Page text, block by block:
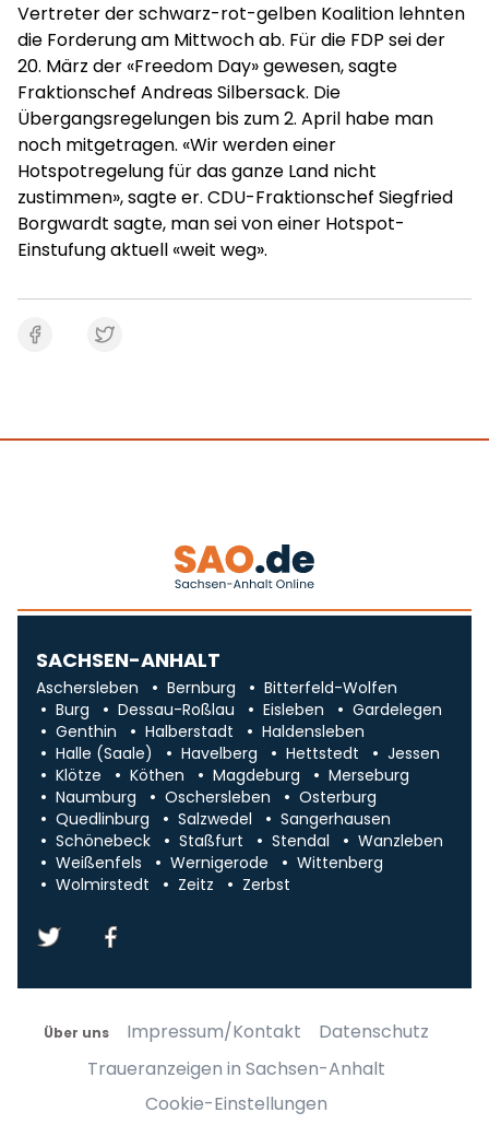
Vertreter der schwarz-rot-gelben Koalition lehnten
die Forderung am Mittwoch ab. Für die FDP sei der
20. März der «Freedom Day» gewesen, sagte
Fraktionschef Andreas Silbersack. Die
Übergangsregelungen bis zum 2. April habe man
noch mitgetragen. «Wir werden einer
Hotspotregelung für das ganze Land nicht
zustimmen», sagte er. CDU-Fraktionschef Siegfried
Borgwardt sagte, man sei von einer Hotspot-
Einstufung aktuell «weit weg».
SACHSEN-ANHALT
Aschersleben Bernburg
Bitterfeld-Wolfen
Burg
Dessau-Roßlau Eisleben
Gardelegen
Genthin
Halberstadt
Haldensleben
Halle (Saale)
Havelberg Hettstedt
Jessen
Klötze
Köthen Magdeburg
Merseburg
Naumburg
Oschersleben
Osterburg
Quedlinburg
Salzwedel
Sangerhausen
Schönebeck
Staßfurt Stendal
Wanzleben
Weißenfels
Wernigerode
Wittenberg
Wolmirstedt
Zeitz Zerbst
Über uns Impressum/Kontakt
Datenschutz
Traueranzeigen in Sachsen-Anhalt
Cookie-Einstellungen